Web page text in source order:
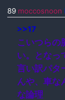
89 moccosnoon
>>17
こいつらの
い。となっ
言い訳パタ
んや、車な
な論理